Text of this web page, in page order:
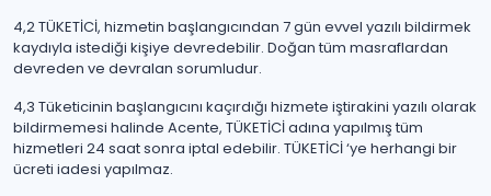
4,2 TÜKETİCİ, hizmetin başlangıcından 7 gün evvel yazılı bildirmek
kaydıyla istediği kişiye devredebilir. Doğan tüm masraflardan
devreden ve devralan sorumludur.
4,3 Tüketicinin başlangıcını kaçırdığı hizmete iştirakini yazılı olarak
bildirmemesi halinde Acente, TÜKETİCİ adına yapılmış tüm
hizmetleri 24 saat sonra iptal edebilir. TÜKETİCİ ‘ye herhangi bir
ücreti iadesi yapılmaz.